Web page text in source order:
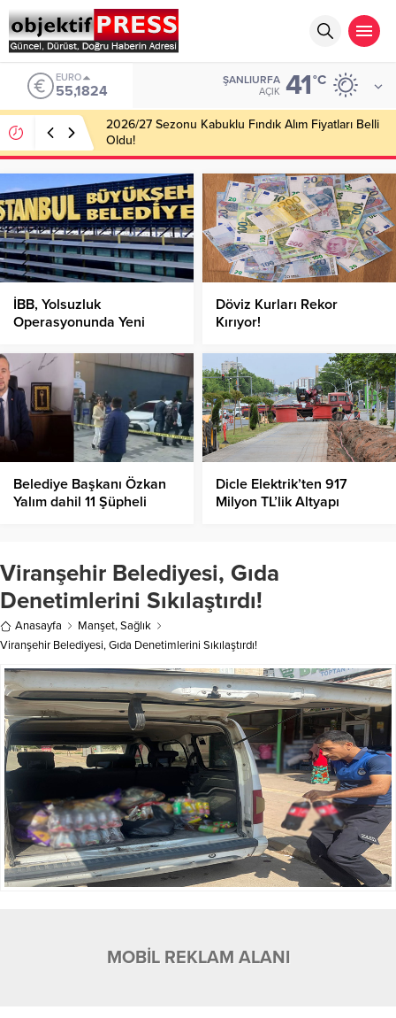
ALTIN
6.662,10
ŞANLIURFA
AÇIK 41°C
Haliliye Belediyesi Her Gün 4 Bin 898 Kişiye Sıcak
Yemek Ulaştırıyor!
İBB, Yolsuzluk
Operasyonunda Yeni
Döviz Kurları Rekor
Kırıyor!
Belediye Başkanı Özkan
Yalım dahil 11 Şüpheli
Dicle Elektrik’ten 917
Milyon TL’lik Altyapı
Viranşehir Belediyesi, Gıda
Denetimlerini Sıkılaştırdı!
Anasayfa Manşet,Sağlık
Viranşehir Belediyesi, Gıda Denetimlerini Sıkılaştırdı!
MOBİL REKLAM ALANI